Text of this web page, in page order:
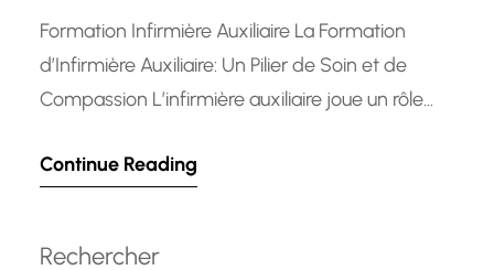
Formation Infirmière Auxiliaire La Formation
d’Infirmière Auxiliaire: Un Pilier de Soin et de
Compassion L’infirmière auxiliaire joue un rôle
offrant un soutien précieux aux infirmières et
Continue Reading
Rechercher